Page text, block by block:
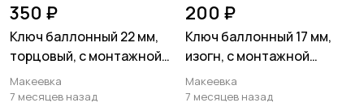
350 ₽
Ключ баллонный 22 мм,
торцовый, с монтажной
лопаткой, оцинков, СССР.
Макеевка
7 месяцев назад
200 ₽
Ключ баллонный 17 мм,
изогн, с монтажной
лопаткой, оцинкованный,
СССР.
Макеевка
7 месяцев назад